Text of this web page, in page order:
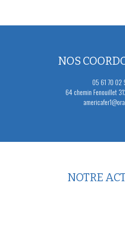
NOS
05 61 70 02
64 chemin Fenouillet
NOTRE